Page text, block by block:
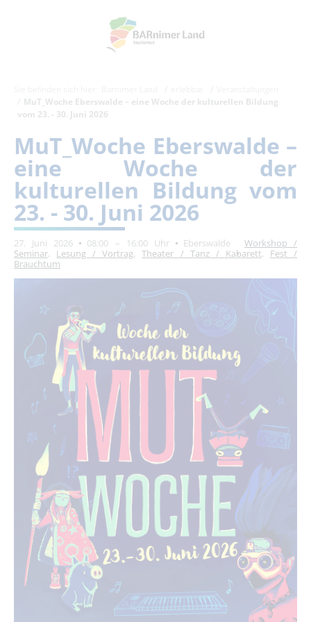
MuT_Woche Eberswalde – eine Woche der kulturellen Bildung
vom 23. - 30. Juni 2026
MuT_Woche Eberswalde –
eine Woche der
kulturellen Bildung vom
23. - 30. Juni 2026
27. Juni 2026 08:00 – 16:00 Uhr Eberswalde
Workshop /
Seminar, Lesung / Vortrag,Theater / Tanz / Kabarett, Fest /
Brauchtum